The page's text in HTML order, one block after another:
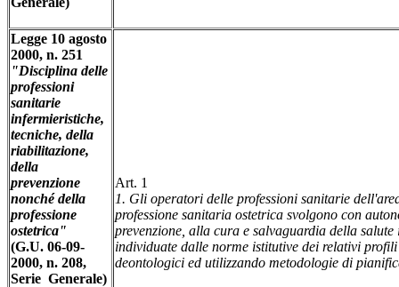
Legge 10 agosto
2000, n. 251
"Disciplina delle
professioni
sanitarie
infermieristiche,
tecniche, della
riabilitazione,
della
prevenzione
nonché della
professione
ostetrica"
(G.U. 06-09-
2000, n. 208,
Serie Generale)
Art. 1
1. Gli operatori delle professioni sanitarie
professione sanitaria ostetrica svolgono con
prevenzione, alla cura e salvaguardia della
individuate dalle norme istitutive dei relativi
deontologici ed utilizzando metodologie di